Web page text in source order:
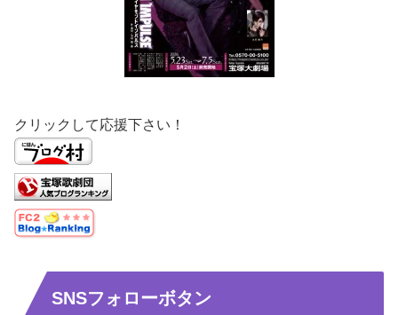
クリックして応援下さい！
SNSフォローボタン